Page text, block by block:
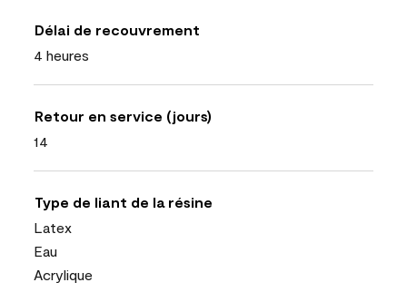
Délai de recouvrement
4 heures
Retour en service (jours)
14
Type de liant de la résine
Latex
Eau
Acrylique